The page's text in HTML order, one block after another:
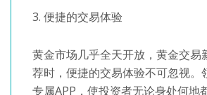
3. 便捷的交易体验
黄金市场几乎全天开放，黄金交易
荐时，便捷的交易体验不可忽视。
专属APP，使投资者无论身处何地